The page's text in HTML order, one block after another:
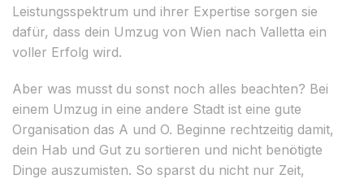
Leistungsspektrum und ihrer Expertise sorgen sie
dafür, dass dein Umzug von Wien nach Valletta ein
voller Erfolg wird.
Aber was musst du sonst noch alles beachten? Bei
einem Umzug in eine andere Stadt ist eine gute
Organisation das A und O. Beginne rechtzeitig damit,
dein Hab und Gut zu sortieren und nicht benötigte
Dinge auszumisten. So sparst du nicht nur Zeit,